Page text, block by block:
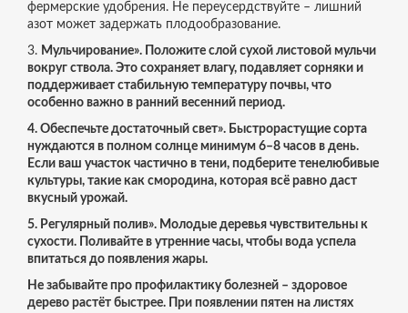
фермерские удобрения. Не переусердствуйте – лишний
азот может задержать плодообразование.
3. Мульчирование». Положите слой сухой листовой мульчи
вокруг ствола. Это сохраняет влагу, подавляет сорняки и
поддерживает стабильную температуру почвы, что
особенно важно в ранний весенний период.
4. Обеспечьте достаточный свет». Быстрорастущие сорта
нуждаются в полном солнце минимум 6–8 часов в день.
Если ваш участок частично в тени, подберите тенелюбивые
культуры, такие как смородина, которая всё равно даст
вкусный урожай.
5. Регулярный полив». Молодые деревья чувствительны к
сухости. Поливайте в утренние часы, чтобы вода успела
впитаться до появления жары.
Не забывайте про профилактику болезней – здоровое
дерево растёт быстрее. При появлении пятен на листях